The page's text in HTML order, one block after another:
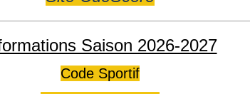
Saison 2026-2027
Code Sportif